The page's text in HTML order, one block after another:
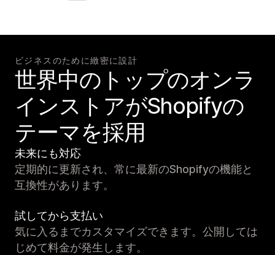
ビジネスのために緻密に設計
世界中のトップのオンラ
インストアがShopifyの
テーマを採用
未来にも対応
定期的に更新され、常に最新のShopifyの機能と
互換性があります。
試してから支払い
気に入るまでカスタマイズできます。公開しては
じめて料金が発生します。